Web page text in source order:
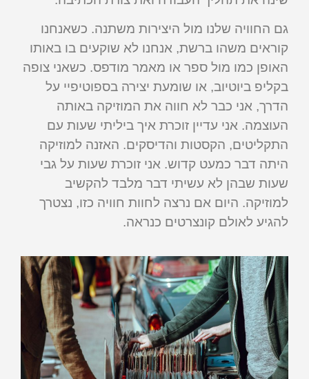
גם החוויה שלנו מול היצירות משתנה. כשאנחנו
קוראים משהו ברשת, אנחנו לא שוקעים בו באותו
האופן כמו מול ספר או מאמר מודפס. כשאני צופה
בקליפ ביוטיוב, או שומעת יצירה בספוטיפיי על
הדרך, אני כבר לא חווה את המוזיקה באותה
העוצמה. אני עדיין זוכרת איך ביליתי שעות עם
התקליטים, הקסטות והדיסקים. האזנה למוזיקה
היתה דבר כמעט קדוש. אני זוכרת שעות על גבי
שעות שבהן לא עשיתי דבר מלבד להקשיב
למוזיקה. היום אם נרצה לחוות חוויה כזו, נצטרך
להגיע לאולם קונצרטים כנראה.